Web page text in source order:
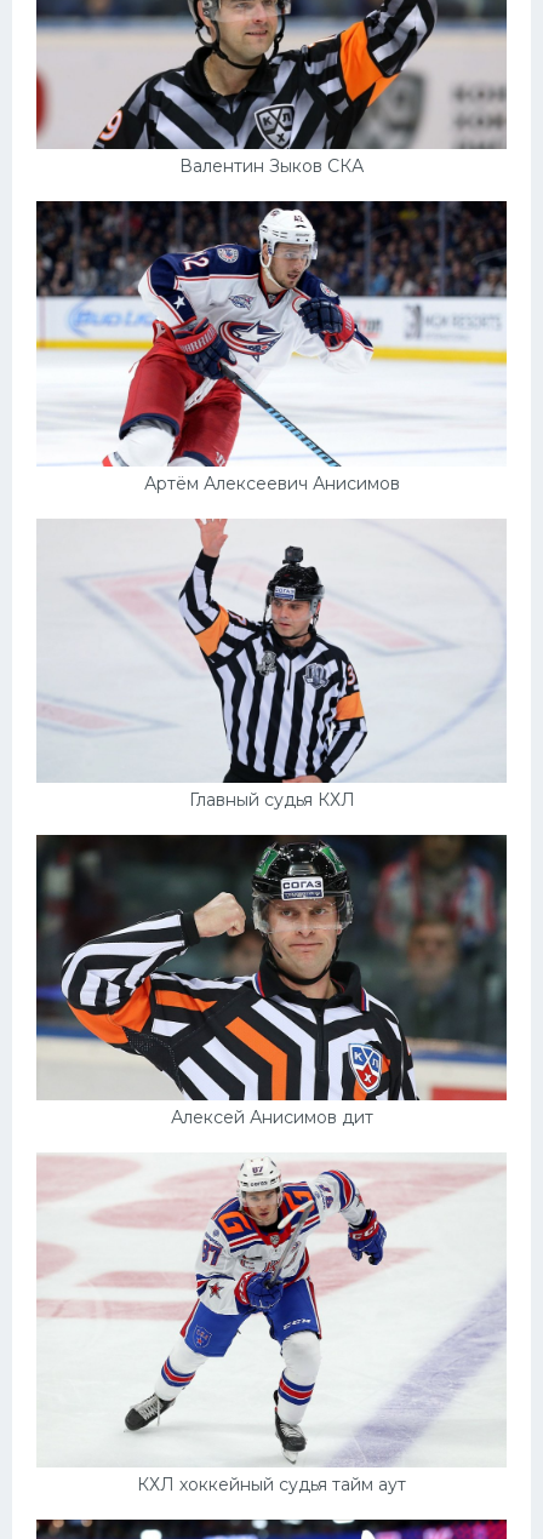
Валентин Зыков СКА
Артём Алексеевич Анисимов
Главный судья КХЛ
Алексей Анисимов дит
КХЛ хоккейный судья тайм аут